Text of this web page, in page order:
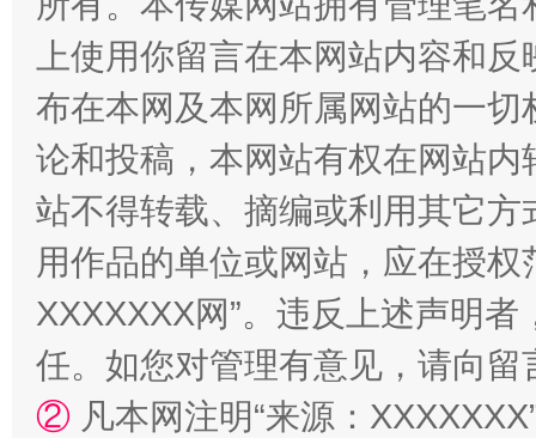
漫山遍野的桃花与雪山、麦地、白藏房 除
上使用你留言在本网站内容和
布在本网及本网所属网站的一
论和投稿，本网站有权在网站
站不得转载、摘编或利用其它
用作品的单位或网站，应在授
XXXXXXX网”。违反上述声明
任。如您对管理有意见，请向
② 凡本网注明“来源：